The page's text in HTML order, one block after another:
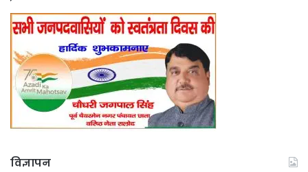
विज्ञापन